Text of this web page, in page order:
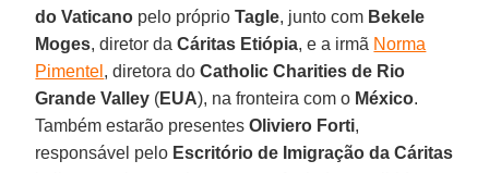
do Vaticano pelo próprioTagle, junto com Bekele
Moges, diretor daCáritas Etiópia, e a irmã Norma
Pimentel , diretora doCatholic Charities de Rio
Grande Valley (EUA), na fronteira com o México.
Também estarão presentesOliviero Forti,
responsável pelo Escritório de Imigração da Cáritas